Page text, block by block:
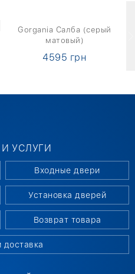
Gorgania Салба (серый
матовый)
4595 грн
И УСЛУГИ
Входные двери
Установка дверей
Возврат товара
доставка